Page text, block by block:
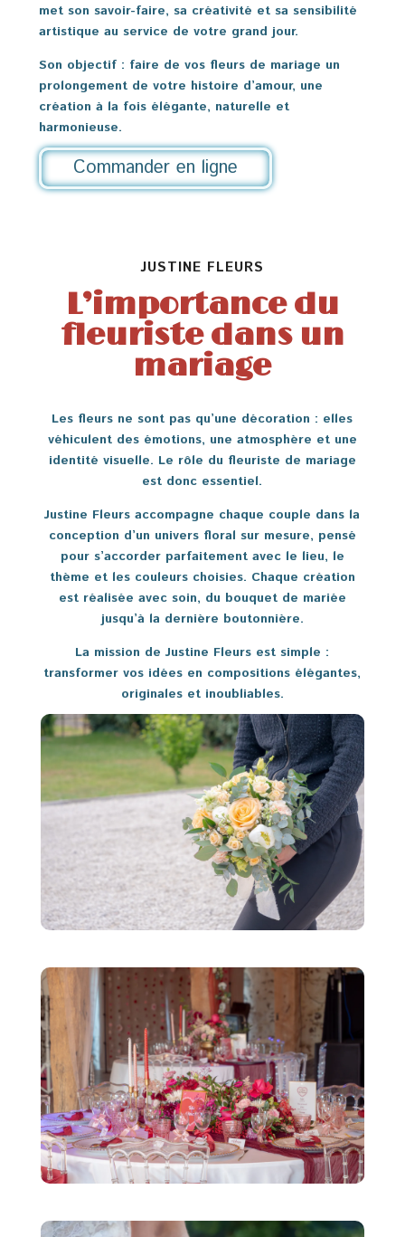
met son savoir-faire, sa créativité et sa sensibilité
artistique au service de votre grand jour.
Son objectif : faire de vos fleurs de mariage un
prolongement de votre histoire d’amour, une
création à la fois élégante, naturelle et
harmonieuse.
Commander en ligne
JUSTINE FLEURS
L’importance du
fleuriste dans un
mariage
Les fleurs ne sont pas qu’une décoration : elles
véhiculent des émotions, une atmosphère et une
identité visuelle. Le rôle du fleuriste de mariage
est donc essentiel.
Justine Fleurs accompagne chaque couple dans la
conception d’un univers floral sur mesure, pensé
pour s’accorder parfaitement avec le lieu, le
thème et les couleurs choisies. Chaque création
est réalisée avec soin, du bouquet de mariée
jusqu’à la dernière boutonnière.
La mission de Justine Fleurs est simple :
transformer vos idées en compositions élégantes,
originales et inoubliables.